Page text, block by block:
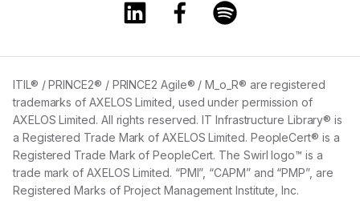
A Training360 Linkedin oldala
A Training360 Facebook
ITIL® / PRINCE2® / PRINCE2 Agile® / M_o_R® are registered
trademarks of AXELOS Limited, used under permission of
AXELOS Limited. All rights reserved. IT Infrastructure Library® is
a Registered Trade Mark of AXELOS Limited. PeopleCert® is a
Registered Trade Mark of PeopleCert. The Swirl logo™ is a
trade mark of AXELOS Limited. “PMI”, “CAPM” and “PMP”, are
Registered Marks of Project Management Institute, Inc.